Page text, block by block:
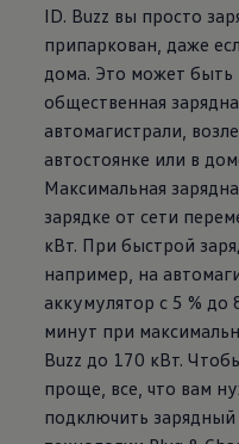
ID. Buzz вы просто
припаркован, даже
дома. Это может быть
общественная
автомагистрали,
автостоянке или в
Максимальная
зарядке от сети
кВт. При быстрой
например, на
аккумулятор с 5 % до
минут при
Buzz до 170 кВт.
проще, все, что вам
подключить зарядный